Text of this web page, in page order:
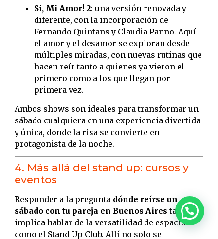
Si, Mi Amor! 2: una versión renovada y
diferente, con la incorporación de
Fernando Quintans y Claudia Panno. Aquí
el amor y el desamor se exploran desde
múltiples miradas, con nuevas rutinas que
hacen reír tanto a quienes ya vieron el
primero como a los que llegan por
primera vez.
Ambos shows son ideales para transformar un
sábado cualquiera en una experiencia divertida
y única, donde la risa se convierte en
protagonista de la noche.
4. Más allá del stand up: cursos y
eventos
Responder a la pregunta dónde reírse un
sábado con tu pareja en Buenos Aires también
implica hablar de la versatilidad de espacios
como el Stand Up Club. Allí no solo se